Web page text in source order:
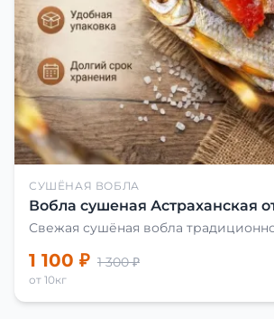
СУШЁНАЯ ВОБЛА
Вобла сушеная Астраханская
Свежая сушёная вобла
1 100 ₽ 1 300 ₽
от 10кг